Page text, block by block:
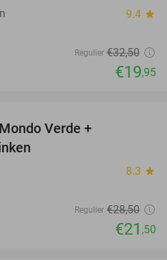
9.4 star
Regulier €32,50
€19,95
Verde +
8.3 star
Regulier €28,50
€21 ,50